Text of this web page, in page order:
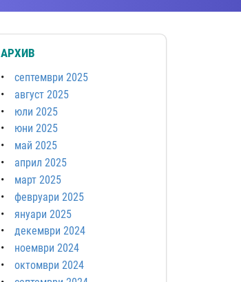
АРХИВ
септември 2025
август 2025
юли 2025
юни 2025
май 2025
април 2025
март 2025
февруари 2025
януари 2025
декември 2024
ноември 2024
октомври 2024